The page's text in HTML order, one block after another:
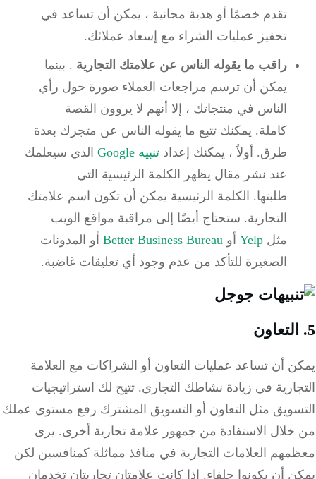
تقدم خصمًا أو هدية مجانية ، يمكن أن تساعد في
تحفيز عمليات الشراء مع إسعاد عملائك.
راقب ما يقوله الناس عن علامتك التجارية .بينما
يمكن أن ترسم مراجعات العملاء صورة حول رأي
الناس في منتجاتك ، إلا أنهم لا يروون القصة
كاملة.يمكنك تتبع ما يقوله الناس عن متجرك بعدة
طرق. أولاً ، يمكنك إعدادتنبيه Google
الذي سيعلمك
عند نشر مقال يظهر الكلمة الرئيسية التي
طلبتها.الكلمة الرئيسية يمكن أن تكون اسم علامتك
التجارية. ستحتاج أيضًا إلى مراقبة مواقع الويب
مثلYelpأوBetter Business Bureauأو المدونات
الصغيرة للتأكد من عدم وجود أي تعليقات غاضبة.
أن تساعد عمليات التعاون أو الشراكات مع العلامة
في زيادة نشاطك التجاري. تتيح لك استراتيجيات
مثل التعاون أو التسويق المشترك رفع مستوى عملك
الاستفادة من جمهور علامة تجارية أخرى. يرى
العلامات التجارية في منافذ مماثلة كمنافسين لكن
أن يكونوا حلفاء.إذا كانت علامتان تجاريتان تخدمان